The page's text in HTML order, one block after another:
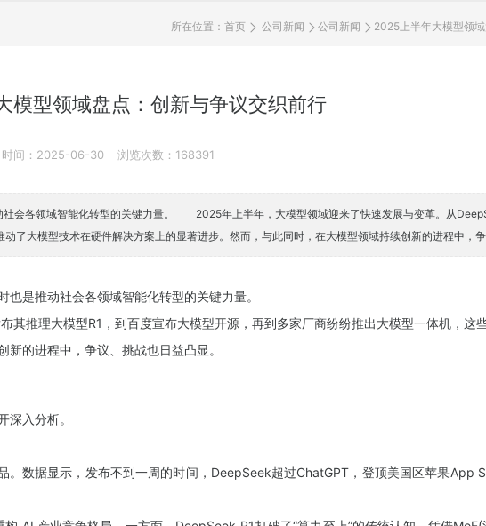
所在位置： 首页 公司新闻 公司新闻 2025上半年大模型领
模型领域盘点：创新与争议交织前行
时间：2025-06-30 浏览次数：168391
社会各领域智能化转型的关键力量。 2025年上半年，大模型领域迎来了快速发展与变革。从
了大模型技术在硬件解决方案上的显著进步。然而，与此同时，在大模型领域持续创新的进程中，争
是推动社会各领域智能化转型的关键力量。
理大模型R1，到百度宣布大模型开源，再到多家厂商纷纷推出大模型一体机，这
的进程中，争议、挑战也日益凸显。
入分析。
据显示，发布不到一周的时间，DeepSeek超过ChatGPT，登顶美国区苹果App